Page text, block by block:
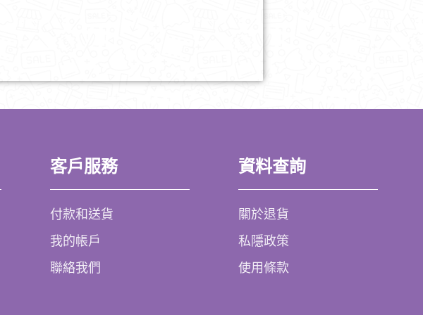
客戶服務
付款和送貨
我的帳戶
聯絡我們
資料查詢
關於退貨
私隱政策
使用條款